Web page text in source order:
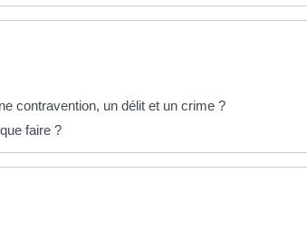
contravention, un délit et un crime ?
faire ?